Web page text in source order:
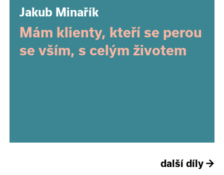
Jakub Minařík
Mám klienty, kteří se perou
se vším, s celým životem
další díly →